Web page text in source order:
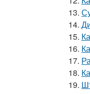
13.
14.
15.
16.
17.
18.
19.